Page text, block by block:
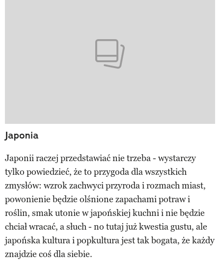
Japonia
Japonii raczej przedstawiać nie trzeba - wystarczy
tylko powiedzieć, że to przygoda dla wszystkich
zmysłów: wzrok zachwyci przyroda i rozmach miast,
powonienie będzie olśnione zapachami potraw i
roślin, smak utonie w japońskiej kuchni i nie będzie
chciał wracać, a słuch - no tutaj już kwestia gustu, ale
japońska kultura i popkultura jest tak bogata, że każdy
znajdzie coś dla siebie.